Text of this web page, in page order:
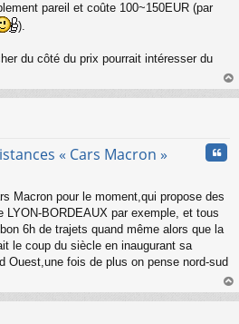
pareil et coûte 100~150EUR (par
).
du côté du prix pourrait intéresser du
au
« Cars Macron »
Macron pour le moment,qui propose des
BORDEAUX par exemple, et tous
6h de trajets quand même alors que la
le coup du siècle en inaugurant sa
Ouest,une fois de plus on pense nord-sud
au